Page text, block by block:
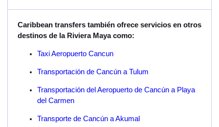
Caribbean transfers también ofrece servicios en otros
destinos de la Riviera Maya como:
Taxi Aeropuerto Cancun
Transportación de Cancún a Tulum
Transportación del Aeropuerto de Cancún a Playa
del Carmen
Transporte de Cancún a Akumal